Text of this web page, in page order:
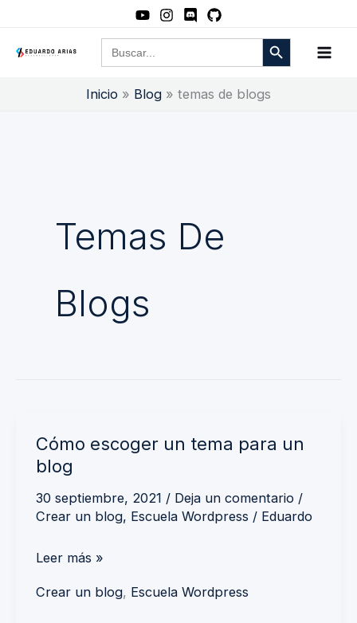
contenido
Buscar: Botón de búsqueda
Inicio Blog temas de blogs
Temas De
Blogs
Cómo escoger un tema para un
blog
30 septiembre, 2021 / Deja un comentario /
Crear un blog, Escuela Wordpress / Eduardo
escoger
un
tema
para
blog
Leer más »
Crear un blog, Escuela Wordpress